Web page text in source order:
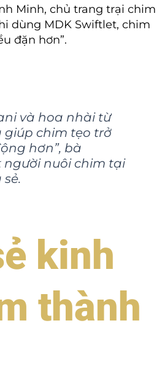
Minh, chủ trang trại chim
dùng MDK Swiftlet, chim
đặn hơn”.
và hoa nhài từ
giúp chim tẹo trở
hơn”, bà
người nuôi chim tại
kinh
thành